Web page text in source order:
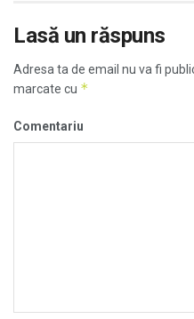
Lasă un răspuns
Adresa ta de email nu va fi
marcate cu *
Comentariu